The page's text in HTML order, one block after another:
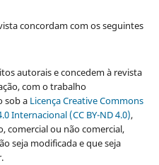
concordam com os seguintes
autorais e concedem à revista
com o trabalho
sob aLicença Creative Commons
Internacional (CC BY-ND 4.0),
comercial ou não comercial,
seja modificada e que seja